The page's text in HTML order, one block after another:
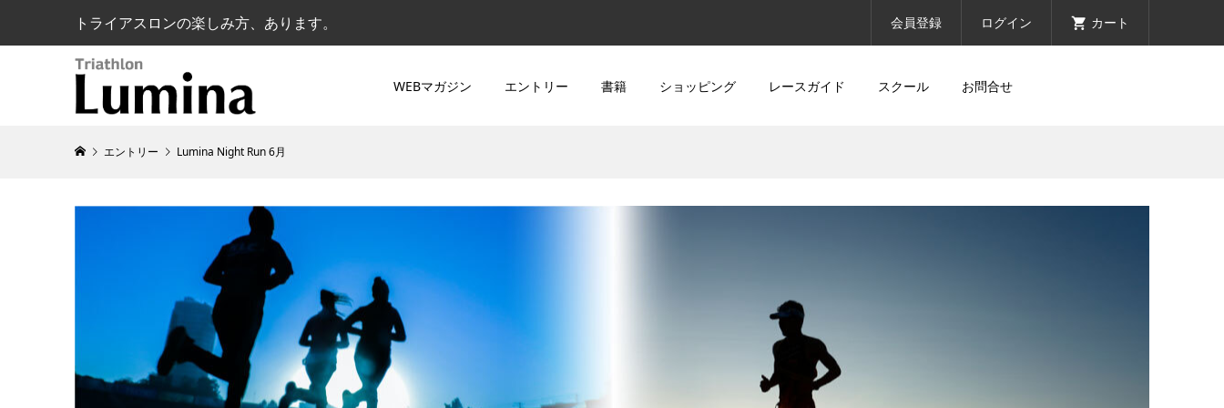
トライアスロンの楽しみ方、あります。 会員登録 ログイン カート
WEBマガジン エントリー 書籍 ショッピング レースガイド スクール お問合せ
エントリー Lumina Night Run 6月